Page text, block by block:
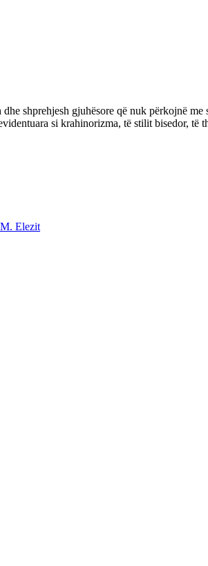
shprehjesh gjuhësore që nuk përkojnë me
si krahinorizma, të stilit bisedor,
Elezit